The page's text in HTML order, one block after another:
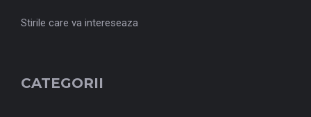
Stirile care va intereseaza
CATEGORII